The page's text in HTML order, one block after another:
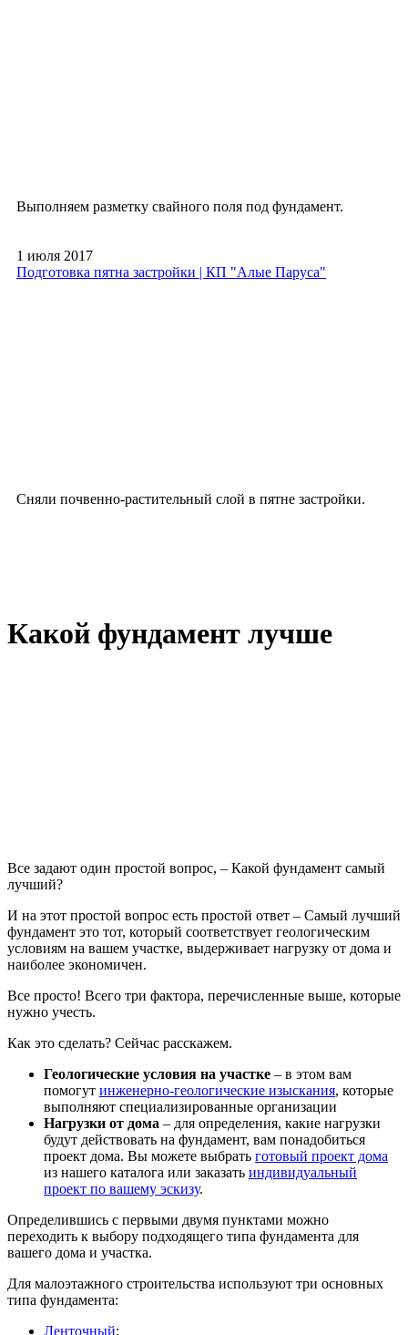
Выполняем разметку свайного поля под фундамент.
1 июля 2017
Подготовка пятна застройки | КП "Алые Паруса"
Сняли почвенно-растительный слой в пятне застройки.
Какой фундамент лучше
Все задают один простой вопрос, – Какой фундамент самый
лучший?
И на этот простой вопрос есть простой ответ – Самый лучший
фундамент это тот, который соответствует геологическим
условиям на вашем участке, выдерживает нагрузку от дома и
наиболее экономичен.
Все просто! Всего три фактора, перечисленные выше, которые
нужно учесть.
Как это сделать? Сейчас расскажем.
Геологические условия на участке – в этом вам
помогут инженерно-геологические изыскания, которые
выполняют специализированные организации
Нагрузки от дома – для определения, какие нагрузки
будут действовать на фундамент, вам понадобиться
проект дома. Вы можете выбрать готовый проект дома
из нашего каталога или заказать индивидуальный
проект по вашему эскизу.
Определившись с первыми двумя пунктами можно
переходить к выбору подходящего типа фундамента для
вашего дома и участка.
Для малоэтажного строительства используют три основных
типа фундамента:
Ленточный;